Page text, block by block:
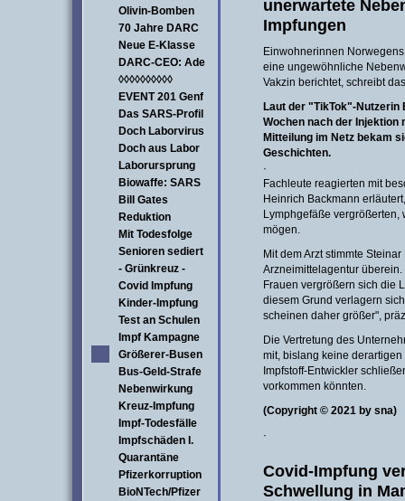
Olivin-Bomben
70 Jahre DARC
Neue E-Klasse
DARC-CEO: Ade
◊◊◊◊◊◊◊◊◊◊
EVENT 201 Genf
Das SARS-Profil
Doch Laborvirus
Doch aus Labor
Laborursprung
Biowaffe: SARS
Bill Gates
Reduktion
Mit Todesfolge
Senioren sediert
- Grünkreuz -
Covid Impfung
Kinder-Impfung
Test an Schulen
Impf Kampagne
Größerer-Busen
Bus-Geld-Strafe
Nebenwirkung
Kreuz-Impfung
Impf-Todesfälle
Impfschäden I.
Quarantäne
Pfizerkorruption
BioNTech/Pfizer
unerwartete
Impfungen
Einwohnerinnen
eine ungewöhnliche
Vakzin berichtet, schreibt
Laut der "TikTok"-Nutzerin
Wochen nach der
Mitteilung im Netz bekam
Geschichten.
·
Fachleute reagierten mit
Heinrich Backmann
Lymphgefäße
mögen.
Mit dem Arzt stimmte
Arzneimittelagentur
Frauen vergrößern sich die
diesem Grund verlagern
scheinen daher größer",
Die Vertretung des
mit, bislang keine
Impfstoff-Entwickler
vorkommen könnten.
(Copyright © 2021 by sna)
·
Covid-Impfung
Schwellung in